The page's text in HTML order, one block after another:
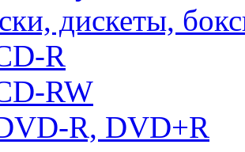
дискеты,
R
RW
R, DVD+R